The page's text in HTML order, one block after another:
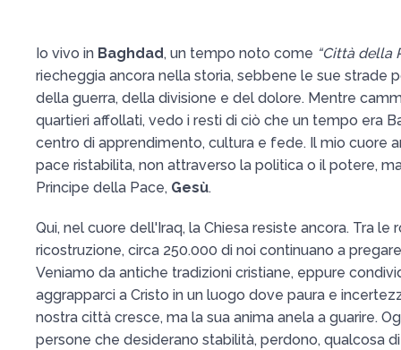
Io vivo in Baghdad, un tempo noto come “Città della
riecheggia ancora nella storia, sebbene le sue strade
della guerra, della divisione e del dolore. Mentre
quartieri affollati, vedo i resti di ciò che un tempo era
centro di apprendimento, cultura e fede. Il mio cuore
pace ristabilita, non attraverso la politica o il potere,
Principe della Pace, Gesù.
Qui, nel cuore dell'Iraq, la Chiesa resiste ancora. Tra le
ricostruzione, circa 250.000 di noi continuano a
Veniamo da antiche tradizioni cristiane, eppure
aggrapparci a Cristo in un luogo dove paura e
nostra città cresce, ma la sua anima anela a guarire.
persone che desiderano stabilità, perdono, qualcosa